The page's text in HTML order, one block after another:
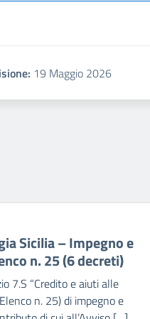
19 Maggio 2026
Sicilia – Impegno e
n. 25 (6 decreti)
7.S “Credito e aiuti alle
n. 25) di impegno e